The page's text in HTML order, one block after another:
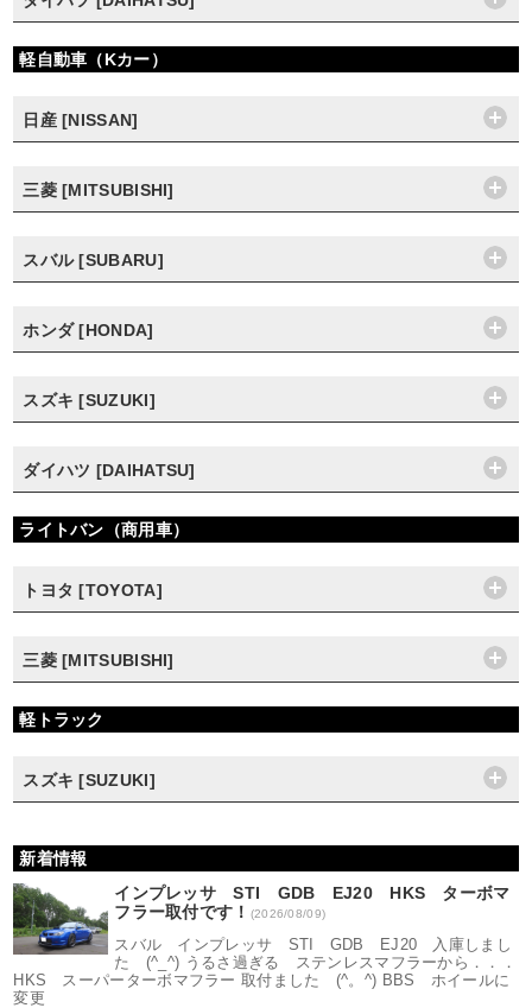
軽自動車（Kカー）
日産 [NISSAN]
三菱 [MITSUBISHI]
スバル [SUBARU]
ホンダ [HONDA]
スズキ [SUZUKI]
ダイハツ [DAIHATSU]
ライトバン（商用車）
トヨタ [TOYOTA]
三菱 [MITSUBISHI]
軽トラック
スズキ [SUZUKI]
新着情報
インプレッサ STI GDB EJ20 HKS ターボマ
フラー取付です！ (2026/08/09)
スバル インプレッサ STI GDB EJ20 入庫しまし
た (^_^) うるさ過ぎる ステンレスマフラーから．．．
HKS スーパーターボマフラー 取付ました (^。^) BBS ホイールに
変更